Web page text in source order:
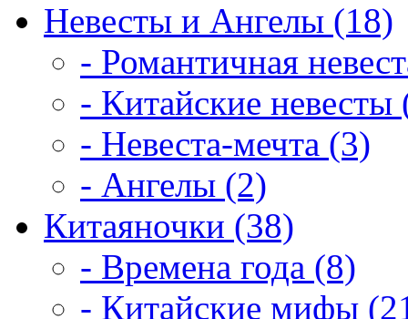
Невесты и Ангелы (18)
- Романтичная
- Китайские невесты
- Невеста-мечта (3)
- Ангелы (2)
Китаяночки (38)
- Времена года (8)
- Китайские мифы